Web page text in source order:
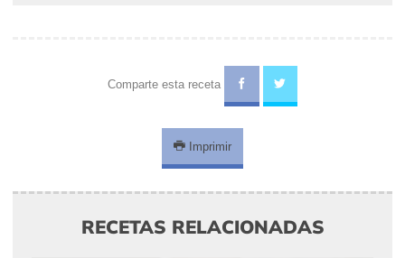
Comparte esta receta
Imprimir
RECETAS RELACIONADAS